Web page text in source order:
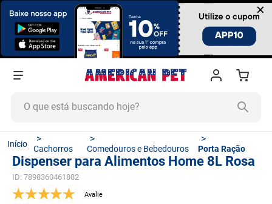
×
Cachorros Comedouros e Bebedouros Porta Ração
Dispenser para Alimentos Home 8L Rosa
ID: 7898360461882
TERMOS MAIS BUSCADOS
1 º
ração cachorro